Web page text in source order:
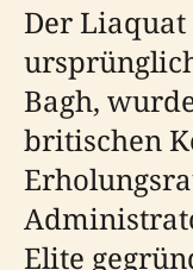
Der Liaquat
Bagh,
britischen
Elite